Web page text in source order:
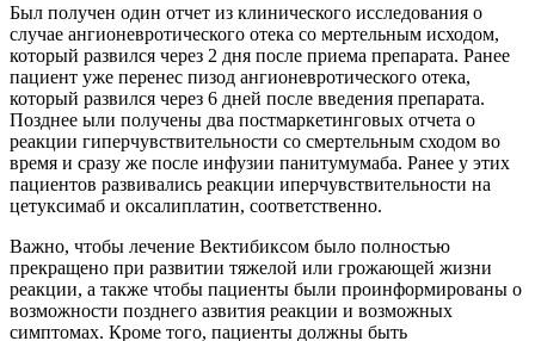
Был получен один отчет из клинического исследования о
случае ангионевротического отека со мертельным исходом,
который развился через 2 дня после приема препарата. Ранее
пациент уже перенес пизод ангионевротического отека,
который развился через 6 дней после введения препарата.
Позднее ыли получены два постмаркетинговых отчета о
реакции гиперчувствительности со смертельным сходом во
время и сразу же после инфузии панитумумаба. Ранее у этих
пациентов развивались реакции иперчувствительности на
цетуксимаб и оксалиплатин, соответственно.
Важно, чтобы лечение Вектибиксом было полностью
прекращено при развитии тяжелой или грожающей жизни
реакции, а также чтобы пациенты были проинформированы о
возможности позднего азвития реакции и возможных
симптомах. Кроме того, пациенты должны быть